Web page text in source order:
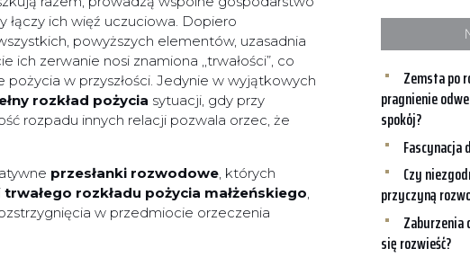
łączy ich więź uczuciowa. Dopiero
powyższych elementów, uzasadnia
ich zerwanie nosi znamiona ,,trwałości”, co
w przyszłości. Jedynie w wyjątkowych
rozkład pożycia sytuacji, gdy przy
rozpadu innych relacji pozwala orzec, że
przesłanki rozwodowe , których
trwałego rozkładu pożycia małżeńskiego
w przedmiocie orzeczenia
Zemsta po
pragnienie
spokój?
Fascynacja
Czy
przyczyną
Zaburzenia
się rozwieść?